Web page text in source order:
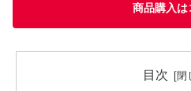
商品購入は
目次